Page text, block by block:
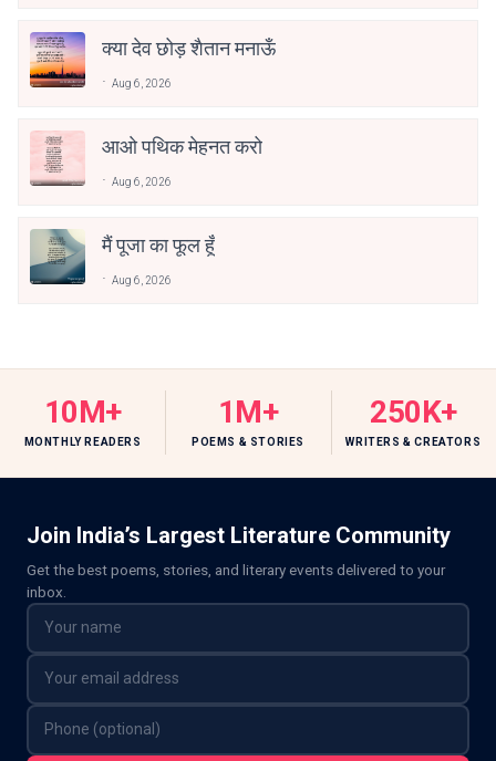
क्या देव छोड़ शैतान मनाऊँ
Aug 6, 2026
आओ पथिक मेहनत करो
Aug 6, 2026
मैं पूजा का फूल हूँ
Aug 6, 2026
10M+
MONTHLY READERS
1M+
POEMS & STORIES
250K+
WRITERS & CREATORS
Join India’s Largest Literature Community
Get the best poems, stories, and literary events delivered to your
inbox.